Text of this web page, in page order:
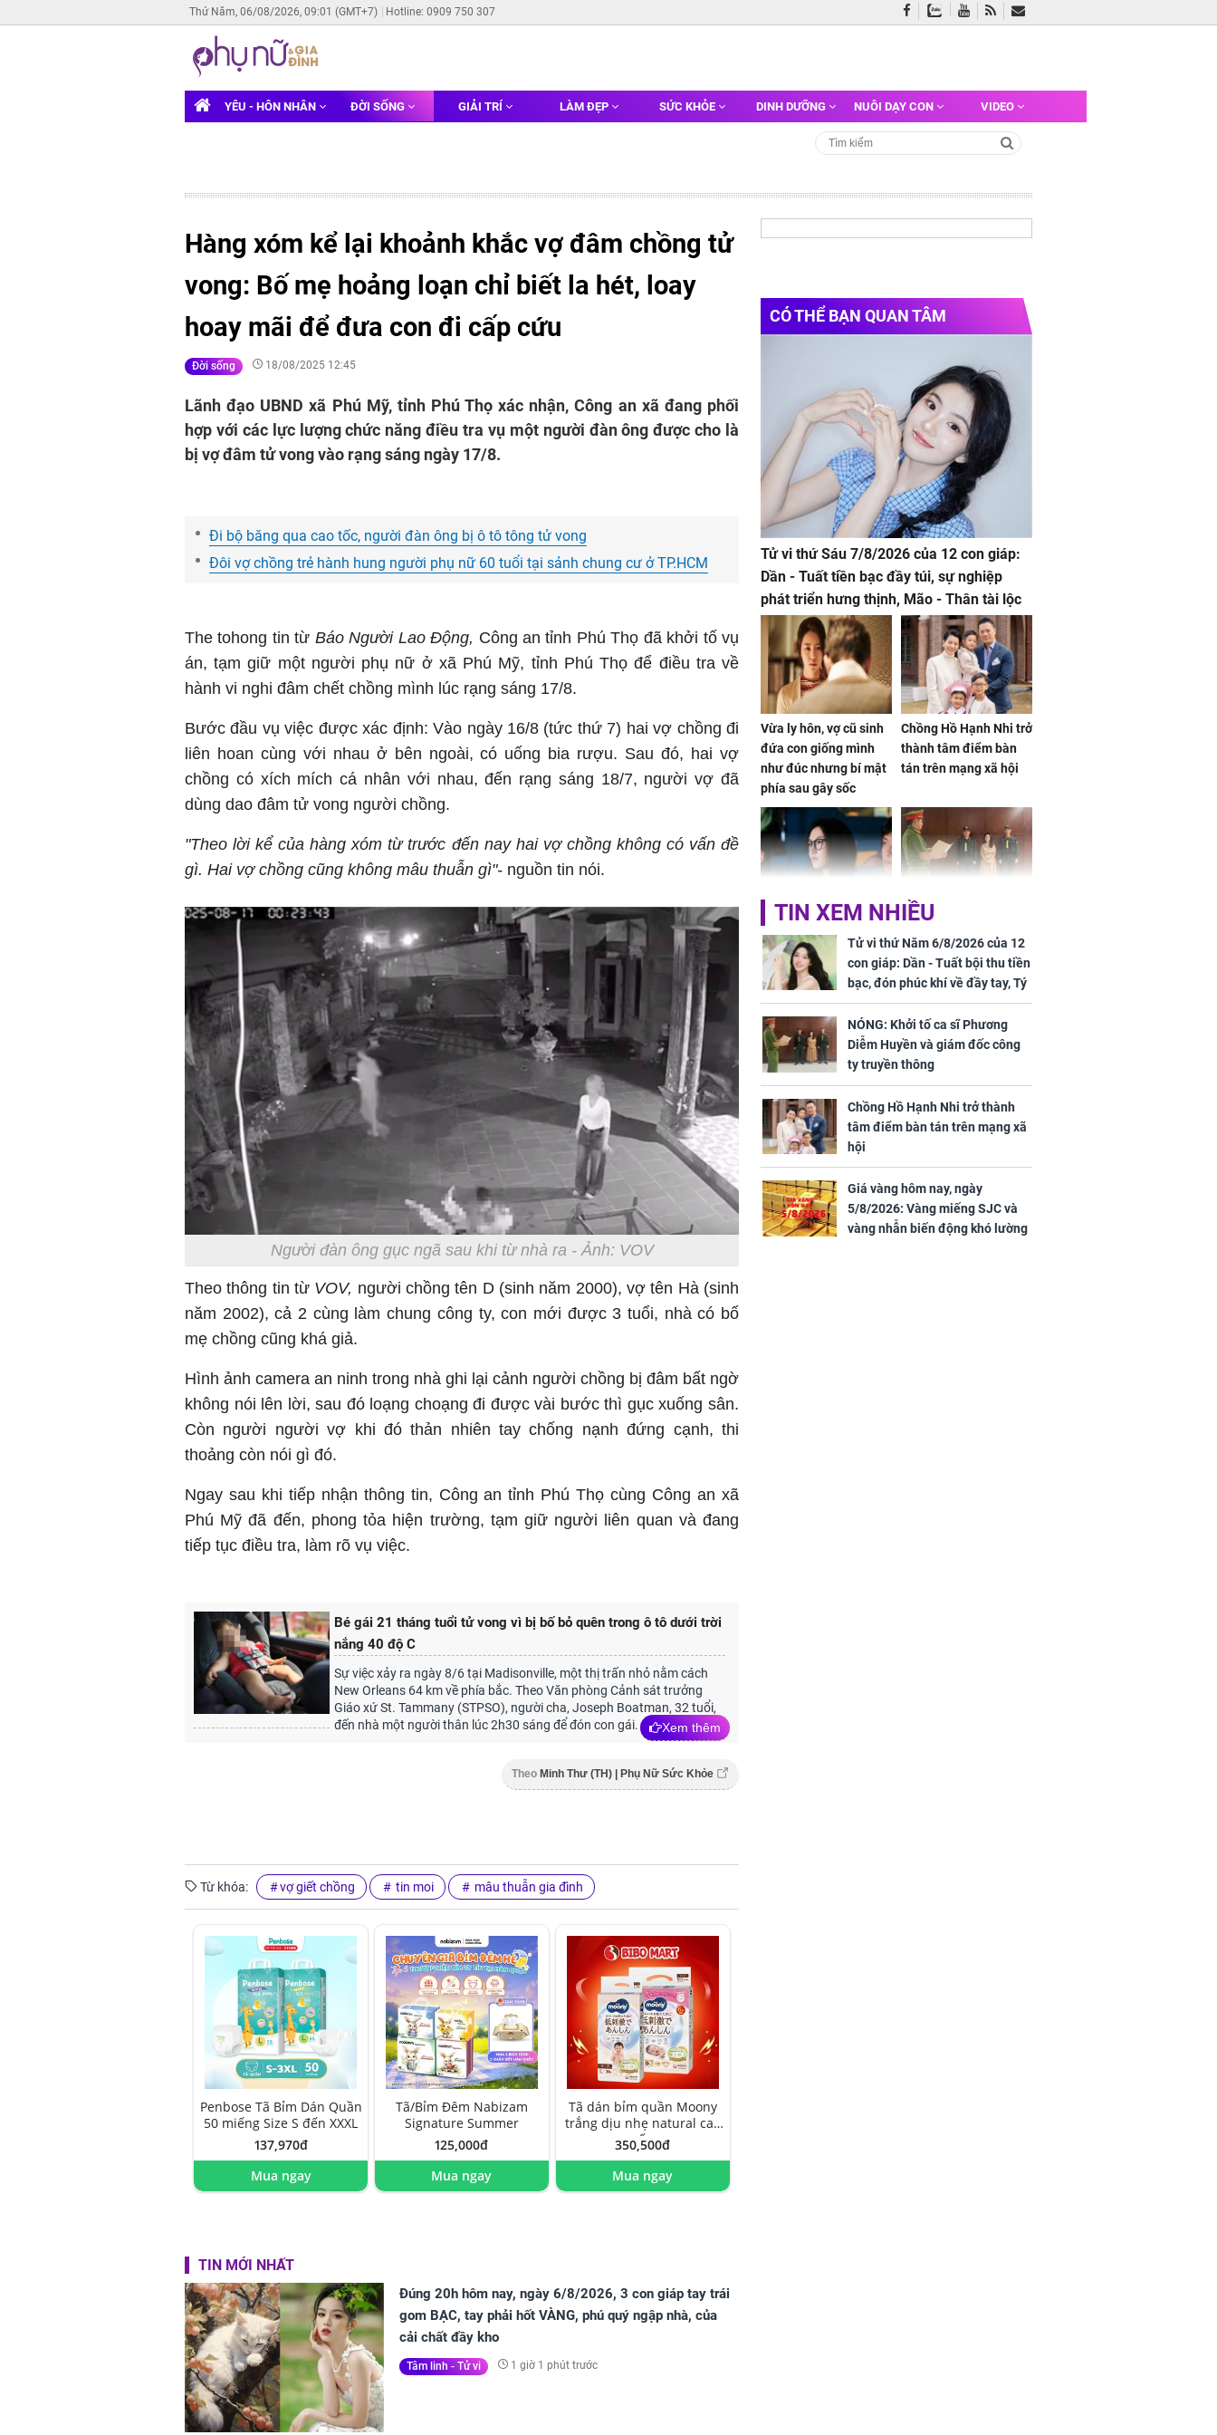
Thứ Năm, 06/08/2026, 09:01 (GMT+7) Hotline: 0909 750 307
YÊU - HÔN NHÂN ĐỜI SỐNG GIẢI TRÍ LÀM ĐẸP SỨC KHỎE DINH DƯỠNG NUÔI DẠY CON VIDEO
Hàng xóm kể lại khoảnh khắc vợ đâm chồng tử
vong: Bố mẹ hoảng loạn chỉ biết la hét, loay
hoay mãi để đưa con đi cấp cứu
Đời sống 18/08/2025 12:45
Lãnh đạo UBND xã Phú Mỹ, tỉnh Phú Thọ xác nhận, Công an xã đang phối
hợp với các lực lượng chức năng điều tra vụ một người đàn ông được cho là
bị vợ đâm tử vong vào rạng sáng ngày 17/8.
Đi bộ băng qua cao tốc, người đàn ông bị ô tô tông tử vong
Đôi vợ chồng trẻ hành hung người phụ nữ 60 tuổi tại sảnh chung cư ở TP.HCM
The tohong tin từ Báo Người Lao Động, Công an tỉnh Phú Thọ đã khởi tố vụ
án, tạm giữ một người phụ nữ ở xã Phú Mỹ, tỉnh Phú Thọ để điều tra về
hành vi nghi đâm chết chồng mình lúc rạng sáng 17/8.
Bước đầu vụ việc được xác định: Vào ngày 16/8 (tức thứ 7) hai vợ chồng đi
liên hoan cùng với nhau ở bên ngoài, có uống bia rượu. Sau đó, hai vợ
chồng có xích mích cá nhân với nhau, đến rạng sáng 18/7, người vợ đã
dùng dao đâm tử vong người chồng.
"Theo lời kể của hàng xóm từ trước đến nay hai vợ chồng không có vấn đề
gì. Hai vợ chồng cũng không mâu thuẫn gì"- nguồn tin nói.
Người đàn ông gục ngã sau khi từ nhà ra - Ảnh: VOV
Theo thông tin từ VOV, người chồng tên D (sinh năm 2000), vợ tên Hà (sinh
năm 2002), cả 2 cùng làm chung công ty, con mới được 3 tuổi, nhà có bố
mẹ chồng cũng khá giả.
Hình ảnh camera an ninh trong nhà ghi lại cảnh người chồng bị đâm bất ngờ
không nói lên lời, sau đó loạng choạng đi được vài bước thì gục xuống sân.
Còn người người vợ khi đó thản nhiên tay chống nạnh đứng cạnh, thi
thoảng còn nói gì đó.
Ngay sau khi tiếp nhận thông tin, Công an tỉnh Phú Thọ cùng Công an xã
Phú Mỹ đã đến, phong tỏa hiện trường, tạm giữ người liên quan và đang
tiếp tục điều tra, làm rõ vụ việc.
Bé gái 21 tháng tuổi tử vong vì bị bố bỏ quên trong ô tô dưới trời
nắng 40 độ C
Sự việc xảy ra ngày 8/6 tại Madisonville, một thị trấn nhỏ nằm cách
New Orleans 64 km về phía bắc. Theo Văn phòng Cảnh sát trưởng
Giáo xứ St. Tammany (STPSO), người cha, Joseph Boatman, 32 tuổi,
đến nhà một người thân lúc 2h30 sáng để đón con gái.
Xem thêm
Theo Minh Thư (TH) | Phụ Nữ Sức Khỏe
Từ khóa: vợ giết chồng tin moi mâu thuẫn gia đình
Penbose Tã Bỉm Dán Quần
50 miếng Size S đến XXXL
137,970đ
Mua ngay
Tã/Bỉm Đêm Nabizam
Signature Summer
125,000đ
Mua ngay
Tã dán bỉm quần Moony
trắng dịu nhẹ natural cao
cấp
350,500đ
Mua ngay
TIN MỚI NHẤT
Đúng 20h hôm nay, ngày 6/8/2026, 3 con giáp tay trái
gom BẠC, tay phải hốt VÀNG, phú quý ngập nhà, của
cải chất đầy kho
Tâm linh - Tử vi 1 giờ 1 phút trước
CÓ THỂ BẠN QUAN TÂM
Tử vi thứ Sáu 7/8/2026 của 12 con giáp:
Dần - Tuất tiền bạc đầy túi, sự nghiệp
phát triển hưng thịnh, Mão - Thân tài lộc
ảm đạm, mọi sự khó thành công mỹ mãn
Vừa ly hôn, vợ cũ sinh
đứa con giống mình
như đúc nhưng bí mật
phía sau gây sốc
Chồng Hồ Hạnh Nhi trở
thành tâm điểm bàn
tán trên mạng xã hội
Nhan sắc ở tuổi 20 của
con gái Vương Phi sau
4 lần phẫu thuật gây
bất ngờ
NÓNG: Khởi tố ca sĩ
Phương Diễm Huyền
và giám đốc công ty
truyền thông
Danh tính nữ diễn viên
nổi tiếng gặp tai nạn,
phải khâu 50 mũi
TIN XEM NHIỀU
Tử vi thứ Năm 6/8/2026 của 12
con giáp: Dần - Tuất bội thu tiền
bạc, đón phúc khí về đầy tay, Tý
- Mão công việc khó khăn, tiền
bạc đội nón ra đi
NÓNG: Khởi tố ca sĩ Phương
Diễm Huyền và giám đốc công
ty truyền thông
Chồng Hồ Hạnh Nhi trở thành
tâm điểm bàn tán trên mạng xã
hội
Giá vàng hôm nay, ngày
5/8/2026: Vàng miếng SJC và
vàng nhẫn biến động khó lường